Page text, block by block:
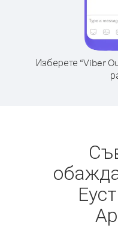
Изберете “Viber